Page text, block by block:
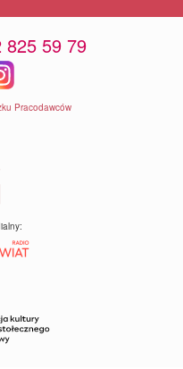
825 59 79
Pracodawców